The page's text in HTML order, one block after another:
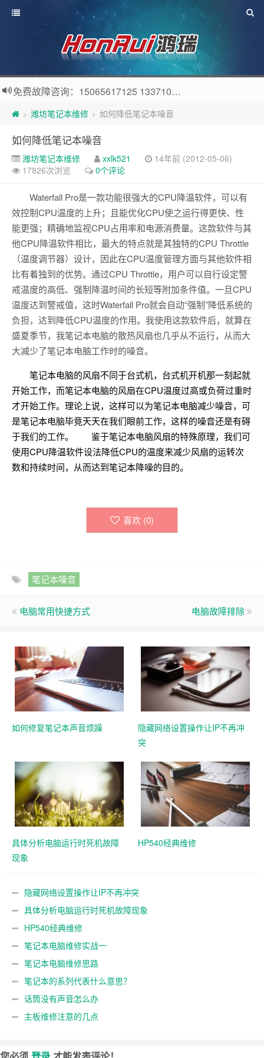
免费故障咨询：15065617125 13371057808 QQ：56914576
> 潍坊笔记本维修 > 如何降低笔记本噪音
如何降低笔记本噪音
潍坊笔记本维修 xxlk521
14年前 (2012-05-06)
17826次浏览
0个评论
Waterfall Pro是一款功能很强大的CPU降温软件，可以有
效控制CPU温度的上升；且能优化CPU使之运行得更快、性
能更强；精确地监视CPU占用率和电源消费量。这款软件与其
他CPU降温软件相比，最大的特点就是其独特的CPU Throttle
（温度调节器）设计，因此在CPU温度管理方面与其他软件相
比有着独到的优势。通过CPU Throttle，用户可以自行设定警
戒温度的高低、强制降温时间的长短等附加条件值。一旦CPU
温度达到警戒值，这时Waterfall Pro就会自动“强制”降低系统的
负担，达到降低CPU温度的作用。我使用这款软件后，就算在
盛夏季节，我笔记本电脑的散热风扇也几乎从不运行，从而大
大减少了笔记本电脑工作时的噪音。
笔记本电脑的风扇不同于台式机，台式机开机那一刻起就
开始工作，而笔记本电脑的风扇在CPU温度过高或负荷过重时
才开始工作。理论上说，这样可以为笔记本电脑减少噪音，可
是笔记本电脑毕竟天天在我们眼前工作，这样的噪音还是有碍
于我们的工作。 鉴于笔记本电脑风扇的特殊原理，我们可
使用CPU降温软件设法降低CPU的温度来减少风扇的运转次
数和持续时间，从而达到笔记本降噪的目的。
喜欢 (0)
笔记本噪音
电脑常用快捷方式 电脑故障排除
如何修复笔记本声音烦躁
隐藏网络设置操作让IP不再冲
突
具体分析电脑运行时死机故障
现象
HP540经典维修
隐藏网络设置操作让IP不再冲突
具体分析电脑运行时死机故障现象
HP540经典维修
笔记本电脑维修实战一
笔记本电脑维修思路
笔记本的系列代表什么意思？
话筒没有声音怎么办
主板维修注意的几点